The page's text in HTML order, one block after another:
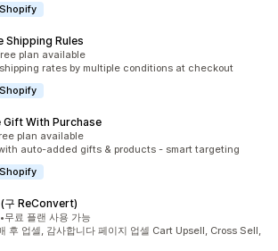
Shipping Rules
plan available
rates by multiple conditions at checkout
Gift With Purchase
plan available
auto-added gifts & products - smart targeting
ReConvert)
•무료 플랜 사용 가능
후 업셀, 감사합니다 페이지 업셀 Cart Upsell, Cross Sell,